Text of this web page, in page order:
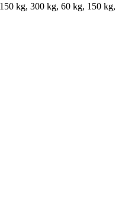
kg, 300 kg, 60 kg, 150 kg,